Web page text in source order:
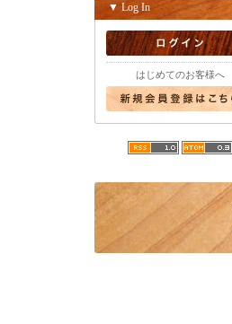
▼ Log In
はじめてのお客様へ